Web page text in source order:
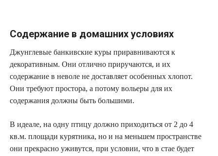
Содержание в домашних условиях
Джунглевые банкивские куры приравниваются к
декоративным. Они отлично приручаются, и их
содержание в неволе не доставляет особенных хлопот.
Они требуют простора, а потому вольеры для их
содержания должны быть большими.
В идеале, на одну птицу должно приходиться от 2 до 4
кв.м. площади курятника, но и на меньшем пространстве
они прекрасно уживутся, при условии, что в стае будет